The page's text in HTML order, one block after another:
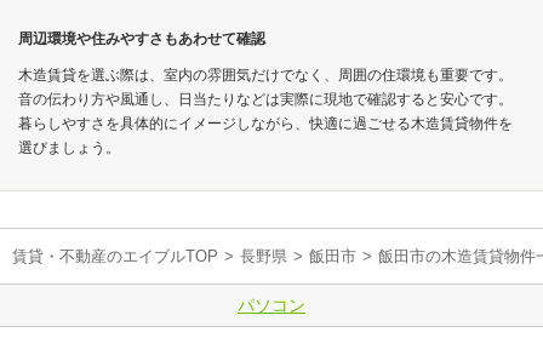
周辺環境や住みやすさもあわせて確認
木造賃貸を選ぶ際は、室内の雰囲気だけでなく、周囲の住環境も重要です。
音の伝わり方や風通し、日当たりなどは実際に現地で確認すると安心です。
暮らしやすさを具体的にイメージしながら、快適に過ごせる木造賃貸物件を
選びましょう。
賃貸・不動産のエイブルTOP > 長野県 > 飯田市 > 飯田市の木造賃貸物件
パソコン